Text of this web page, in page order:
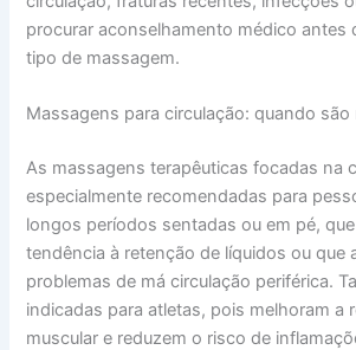
procurar aconselhamento médico antes
tipo de massagem.
Massagens para circulação: quando são
As massagens terapêuticas focadas na
especialmente recomendadas para
longos períodos sentadas ou em pé,
tendência à retenção de líquidos ou que
problemas de má circulação periférica.
indicadas para atletas, pois melhoram a
muscular e reduzem o risco de